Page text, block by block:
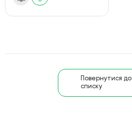
Повернутися до
списку